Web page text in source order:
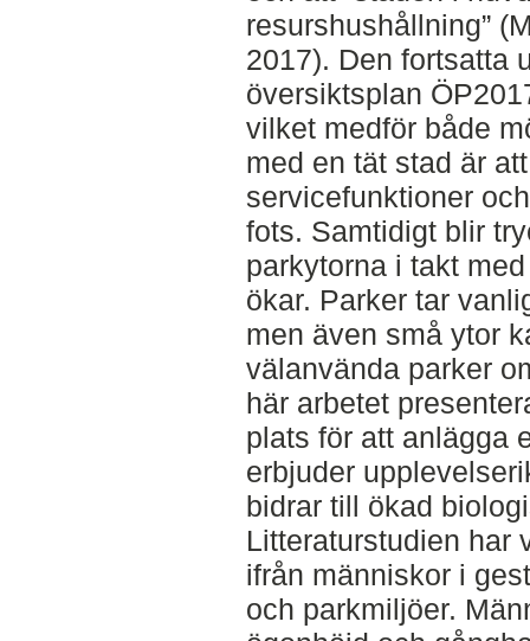
resurshushållning”
2017). Den fortsatta
översiktsplan
vilket medför både
med en tät stad är
servicefunktioner
fots. Samtidigt blir
parkytorna i takt
ökar. Parker tar
men även små ytor
välanvända parker
här arbetet
plats för att anlägga
erbjuder
bidrar till ökad
Litteraturstudien har
ifrån människor i
och parkmiljöer.